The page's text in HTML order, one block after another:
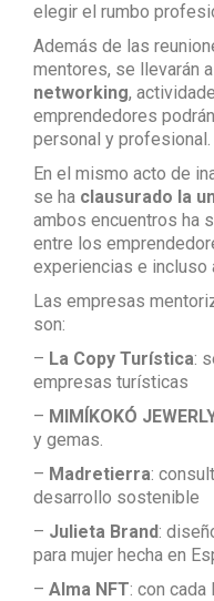
elegir el rumbo
Además de las
mentores, se llevarán
networking,
emprendedores
personal y profesional.
En el mismo acto de
se ha clausurado la
ambos encuentros ha
entre los
experiencias e incluso
Las empresas
son:
– La Copy Turística:
empresas turísticas
– MIMÍKOKÓ
y gemas.
– Madretierra:
desarrollo sostenible
– Julieta Brand:
para mujer hecha en
– Alma NFT: con cada